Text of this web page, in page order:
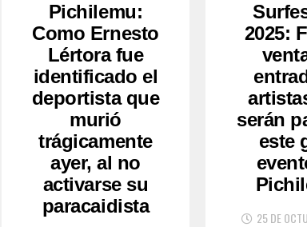
Pichilemu:
Como Ernesto
Lértora fue
identificado el
deportista que
murió
trágicamente
ayer, al no
activarse su
paracaidista
2025:
serán
este
25 DE